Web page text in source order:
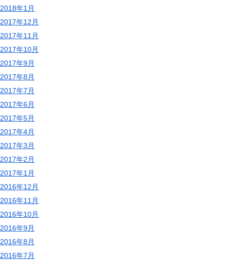
2018年1月
2017年12月
2017年11月
2017年10月
2017年9月
2017年8月
2017年7月
2017年6月
2017年5月
2017年4月
2017年3月
2017年2月
2017年1月
2016年12月
2016年11月
2016年10月
2016年9月
2016年8月
2016年7月